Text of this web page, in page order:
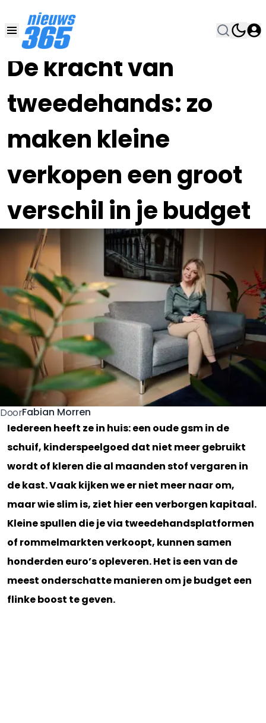
De kracht van
tweedehands: zo
maken kleine
verkopen een groot
verschil in je budget
03 OKT 2025, 7:00
DoorFabian Morren
Iedereen heeft ze in huis: een oude gsm in de
schuif, kinderspeelgoed dat niet meer gebruikt
wordt of kleren die al maanden stof vergaren in
de kast. Vaak kijken we er niet meer naar om,
maar wie slim is, ziet hier een verborgen kapitaal.
Kleine spullen die je via tweedehandsplatformen
of rommelmarkten verkoopt, kunnen samen
honderden euro’s opleveren. Het is een van de
meest onderschatte manieren om je budget een
flinke boost te geven.